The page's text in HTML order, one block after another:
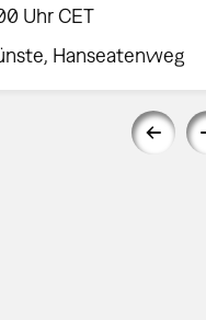
Uhr CET
Hanseatenweg